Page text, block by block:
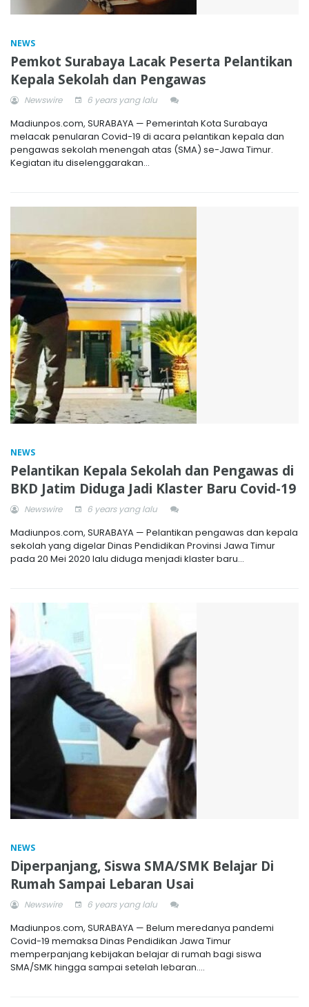
NEWS
Pemkot Surabaya Lacak Peserta Pelantikan
Kepala Sekolah dan Pengawas
Newswire 6 years yang lalu
Madiunpos.com, SURABAYA — Pemerintah Kota Surabaya
melacak penularan Covid-19 di acara pelantikan kepala dan
pengawas sekolah menengah atas (SMA) se-Jawa Timur.
Kegiatan itu diselenggarakan...
NEWS
Pelantikan Kepala Sekolah dan Pengawas di
BKD Jatim Diduga Jadi Klaster Baru Covid-19
Newswire 6 years yang lalu
Madiunpos.com, SURABAYA — Pelantikan pengawas dan kepala
sekolah yang digelar Dinas Pendidikan Provinsi Jawa Timur
pada 20 Mei 2020 lalu diduga menjadi klaster baru...
NEWS
Diperpanjang, Siswa SMA/SMK Belajar Di
Rumah Sampai Lebaran Usai
Newswire 6 years yang lalu
Madiunpos.com, SURABAYA — Belum meredanya pandemi
Covid-19 memaksa Dinas Pendidikan Jawa Timur
memperpanjang kebijakan belajar di rumah bagi siswa
SMA/SMK hingga sampai setelah lebaran....